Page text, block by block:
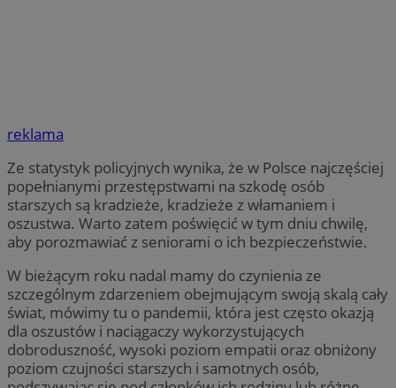
reklama
Ze statystyk policyjnych wynika, że w Polsce najczęściej
popełnianymi przestępstwami na szkodę osób
starszych są kradzieże, kradzieże z włamaniem i
oszustwa. Warto zatem poświęcić w tym dniu chwilę,
aby porozmawiać z seniorami o ich bezpieczeństwie.
W bieżącym roku nadal mamy do czynienia ze
szczególnym zdarzeniem obejmującym swoją skalą cały
świat, mówimy tu o pandemii, która jest często okazją
dla oszustów i naciągaczy wykorzystujących
dobroduszność, wysoki poziom empatii oraz obniżony
poziom czujności starszych i samotnych osób,